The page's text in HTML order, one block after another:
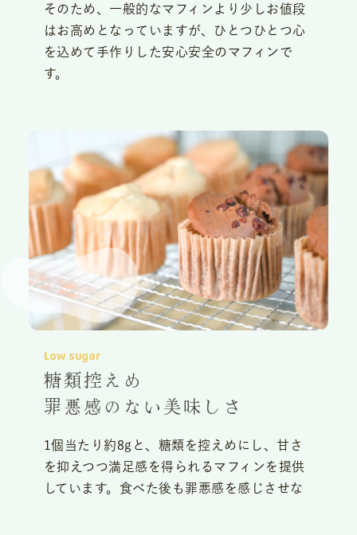
そのため、一般的なマフィンより少しお値段
はお高めとなっていますが、ひとつひとつ心
を込めて手作りした安心安全のマフィンで
す。
Low sugar
糖類控えめ
罪悪感のない美味しさ
1個当たり約8gと、糖類を控えめにし、甘さ
を抑えつつ満足感を得られるマフィンを提供
しています。食べた後も罪悪感を感じさせな